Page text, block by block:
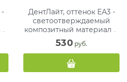
ДентЛайт, оттенок ЕА3 -
светоотверждаемый
композитный материал (1
х 4,5г)
530 руб.